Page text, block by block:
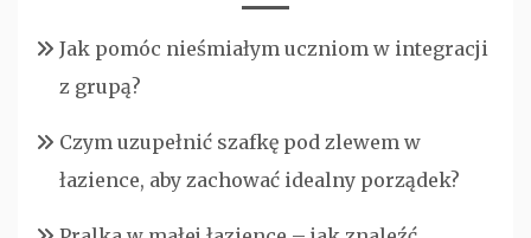
Jak pomóc nieśmiałym uczniom w integracji
z grupą?
Czym uzupełnić szafkę pod zlewem w
łazience, aby zachować idealny porządek?